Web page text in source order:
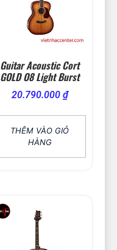
Guitar Acoustic Cort
GOLD O8 Light Burst
20.790.000 ₫
THÊM VÀO GIỎ
HÀNG